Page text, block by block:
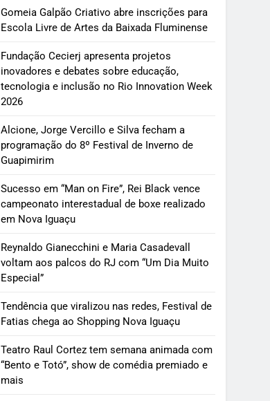
Gomeia Galpão Criativo abre inscrições para
Escola Livre de Artes da Baixada Fluminense
Fundação Cecierj apresenta projetos
inovadores e debates sobre educação,
tecnologia e inclusão no Rio Innovation Week
2026
Alcione, Jorge Vercillo e Silva fecham a
programação do 8º Festival de Inverno de
Guapimirim
Sucesso em “Man on Fire”, Rei Black vence
campeonato interestadual de boxe realizado
em Nova Iguaçu
Reynaldo Gianecchini e Maria Casadevall
voltam aos palcos do RJ com “Um Dia Muito
Especial”
Tendência que viralizou nas redes, Festival de
Fatias chega ao Shopping Nova Iguaçu
Teatro Raul Cortez tem semana animada com
“Bento e Totó”, show de comédia premiado e
mais